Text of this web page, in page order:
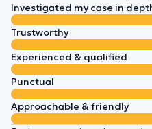
Investigated my case in
Trustworthy
Experienced & qualified
Punctual
Approachable & friendly